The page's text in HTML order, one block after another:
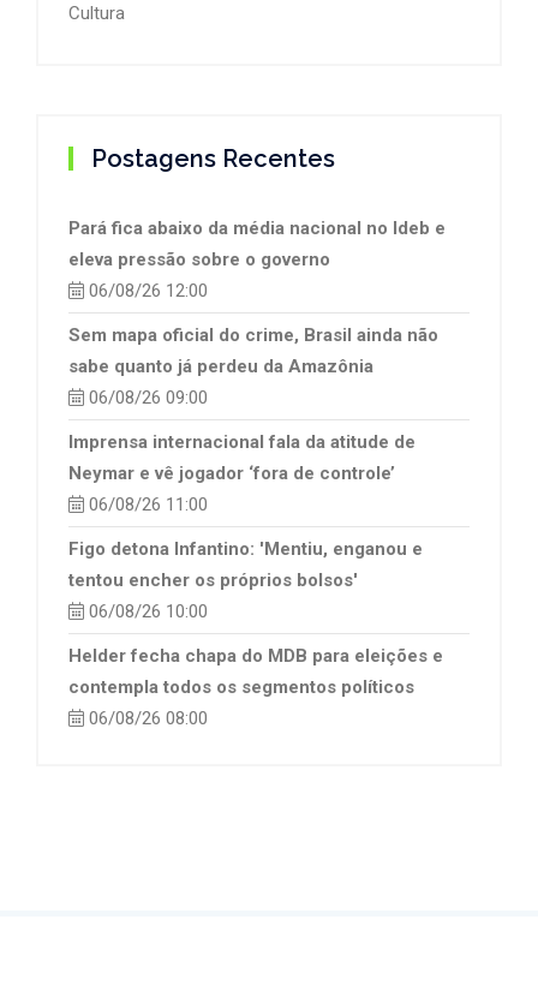
Cultura
Postagens Recentes
Pará fica abaixo da média nacional no Ideb e
eleva pressão sobre o governo
06/08/26 12:00
Sem mapa oficial do crime, Brasil ainda não
sabe quanto já perdeu da Amazônia
06/08/26 09:00
Imprensa internacional fala da atitude de
Neymar e vê jogador ‘fora de controle’
06/08/26 11:00
Figo detona Infantino: 'Mentiu, enganou e
tentou encher os próprios bolsos'
06/08/26 10:00
Helder fecha chapa do MDB para eleições e
contempla todos os segmentos políticos
06/08/26 08:00